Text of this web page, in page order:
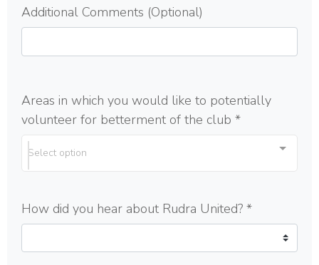
Additional Comments (Optional)
Areas in which you would like to potentially
volunteer for betterment of the club *
Select option
How did you hear about Rudra United? *